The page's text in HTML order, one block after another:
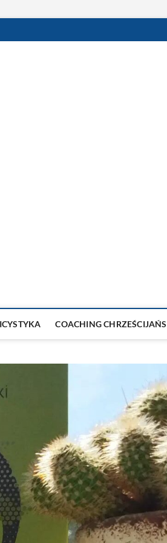
z duszą i
COACHING